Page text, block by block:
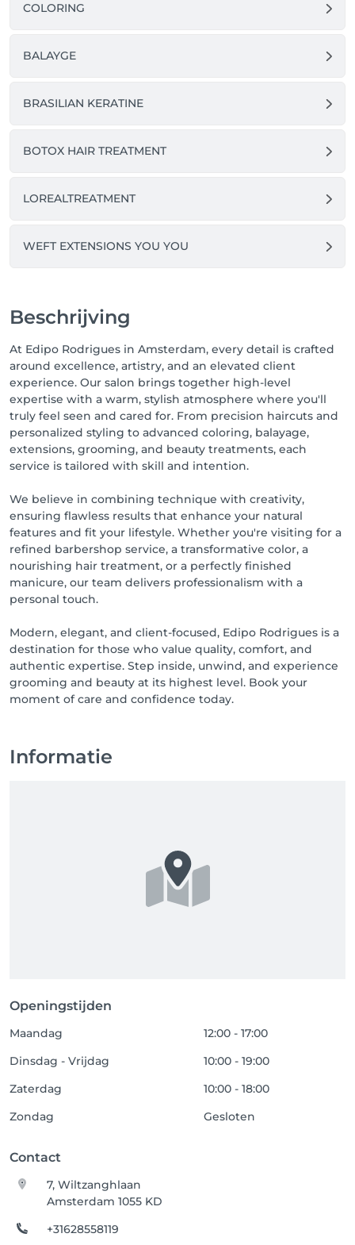
COLORING
BALAYGE
BRASILIAN KERATINE
BOTOX HAIR TREATMENT
LOREALTREATMENT
WEFT EXTENSIONS YOU YOU
Beschrijving
At Edipo Rodrigues in Amsterdam, every detail is crafted
around excellence, artistry, and an elevated client
experience. Our salon brings together high-level
expertise with a warm, stylish atmosphere where you'll
truly feel seen and cared for. From precision haircuts and
personalized styling to advanced coloring, balayage,
extensions, grooming, and beauty treatments, each
service is tailored with skill and intention.
We believe in combining technique with creativity,
ensuring flawless results that enhance your natural
features and fit your lifestyle. Whether you're visiting for a
refined barbershop service, a transformative color, a
nourishing hair treatment, or a perfectly finished
manicure, our team delivers professionalism with a
personal touch.
Modern, elegant, and client-focused, Edipo Rodrigues is a
destination for those who value quality, comfort, and
authentic expertise. Step inside, unwind, and experience
grooming and beauty at its highest level. Book your
moment of care and confidence today.
Informatie
Openingstijden
Maandag
12:00 - 17:00
Dinsdag - Vrijdag
10:00 - 19:00
Zaterdag
10:00 - 18:00
Zondag
Gesloten
Contact
7, Wiltzanghlaan
Amsterdam 1055 KD
+31628558119